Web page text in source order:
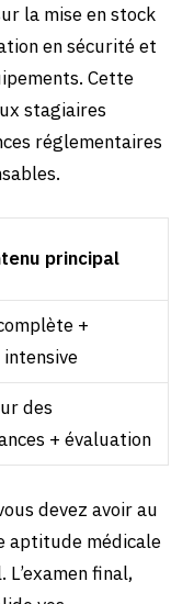
la mise en stock
en sécurité et
Cette
stagiaires
réglementaires
principal
+
des
+ évaluation
devez avoir au
aptitude médicale
final,